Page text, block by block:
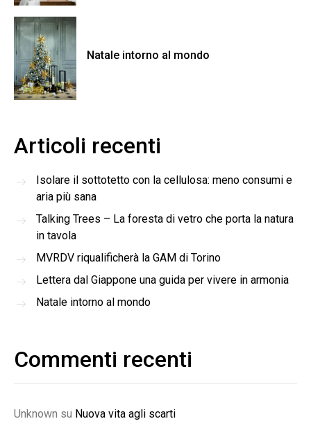
Natale intorno al mondo
Articoli recenti
Isolare il sottotetto con la cellulosa: meno consumi e
aria più sana
Talking Trees – La foresta di vetro che porta la natura
in tavola
MVRDV riqualificherà la GAM di Torino
Lettera dal Giappone una guida per vivere in armonia
Natale intorno al mondo
Commenti recenti
Unknown su Nuova vita agli scarti